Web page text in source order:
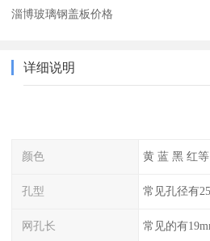
淄博玻璃钢盖板价格
详细说明
颜色 黄 蓝 黑 红等
孔型
网孔长